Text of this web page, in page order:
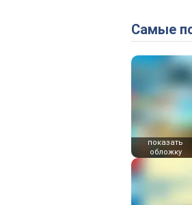
Самые
показать
обложку